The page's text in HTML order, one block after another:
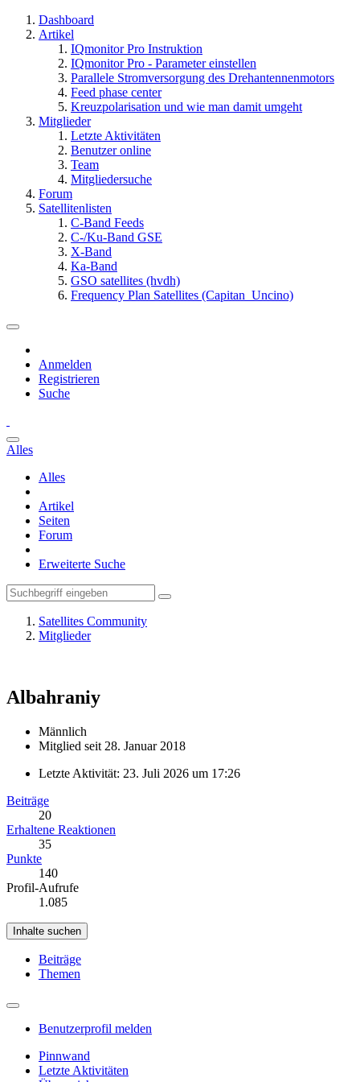
Dashboard
Artikel
IQmonitor Pro Instruktion
IQmonitor Pro - Parameter einstellen
Parallele Stromversorgung des Drehantennenmotors
Feed phase center
Kreuzpolarisation und wie man damit umgeht
Mitglieder
Letzte Aktivitäten
Benutzer online
Team
Mitgliedersuche
Forum
Satellitenlisten
C-Band Feeds
C-/Ku-Band GSE
X-Band
Ka-Band
GSO satellites (hvdh)
Frequency Plan Satellites (Capitan_Uncino)
Anmelden
Registrieren
Suche
Alles
Alles
Artikel
Seiten
Forum
Erweiterte Suche
Satellites Community
Mitglieder
Albahraniy
Männlich
Mitglied seit 28. Januar 2018
Letzte Aktivität: 23. Juli 2026 um 17:26
Beiträge
20
Erhaltene Reaktionen
35
Punkte
140
Profil-Aufrufe
1.085
Inhalte suchen
Beiträge
Themen
Benutzerprofil melden
Pinnwand
Letzte Aktivitäten